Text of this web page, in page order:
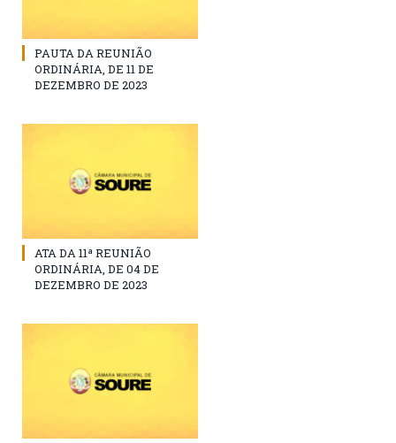
PAUTA DA REUNIÃO
ORDINÁRIA, DE 11 DE
DEZEMBRO DE 2023
ATA DA 11ª REUNIÃO
ORDINÁRIA, DE 04 DE
DEZEMBRO DE 2023